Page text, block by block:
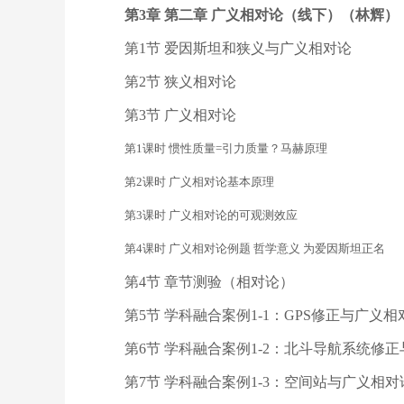
第3章 第二章 广义相对论（线下）（林辉）
第1节 爱因斯坦和狭义与广义相对论
第2节 狭义相对论
第3节 广义相对论
第1课时 惯性质量=引力质量？马赫原理
第2课时 广义相对论基本原理
第3课时 广义相对论的可观测效应
第4课时 广义相对论例题 哲学意义 为爱因斯坦正名
第4节 章节测验（相对论）
第5节 学科融合案例1-1：GPS修正与广义相
第6节 学科融合案例1-2：北斗导航系统修正
第7节 学科融合案例1-3：空间站与广义相对